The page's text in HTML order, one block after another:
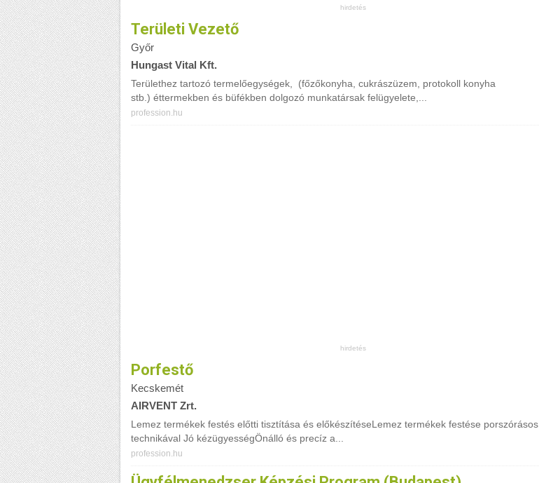
Területi Vezető
Győr
Hungast Vital Kft.
Területhez tartozó termelőegységek, (főzőkonyha, cukrászüzem, protokoll konyha
stb.) éttermekben és büfékben dolgozó munkatársak felügyelete,...
profession.hu
Porfestő
Kecskemét
AIRVENT Zrt.
Lemez termékek festés előtti tisztítása és előkészítéseLemez termékek festése porszórásos
technikával Jó kézügyességÖnálló és precíz a...
profession.hu